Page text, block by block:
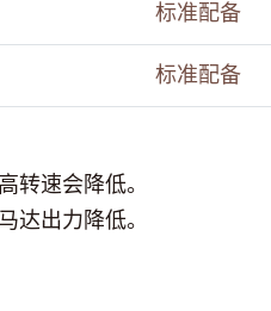
标准配备
标准配备
转速会降低。
达出力降低。